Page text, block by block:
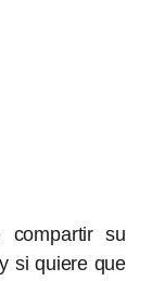
compartir su
si quiere que